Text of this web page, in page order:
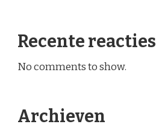
Recente reacties
No comments to show.
Archieven